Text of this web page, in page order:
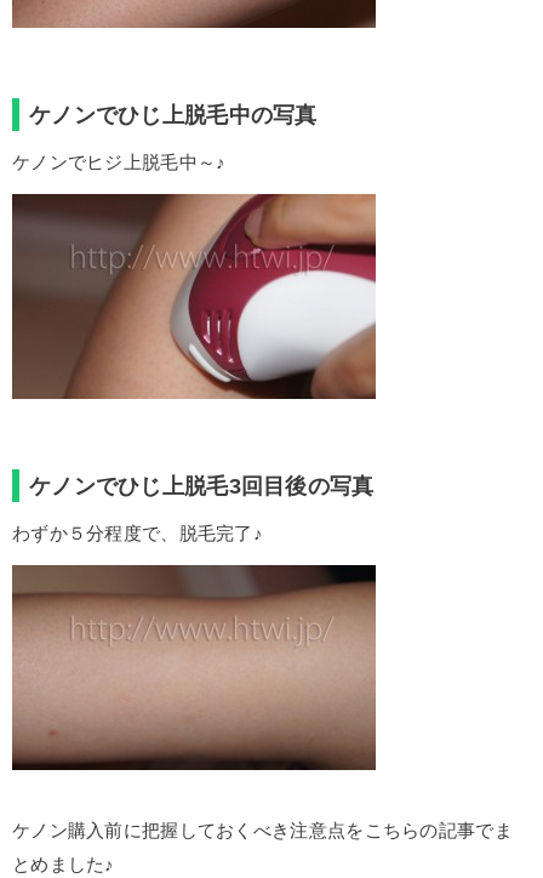
ケノンでひじ上脱毛中の写真
ケノンでヒジ上脱毛中～♪
ケノンでひじ上脱毛3回目後の写真
わずか５分程度で、脱毛完了♪
ケノン購入前に把握しておくべき注意点をこちらの記事でま
とめました♪